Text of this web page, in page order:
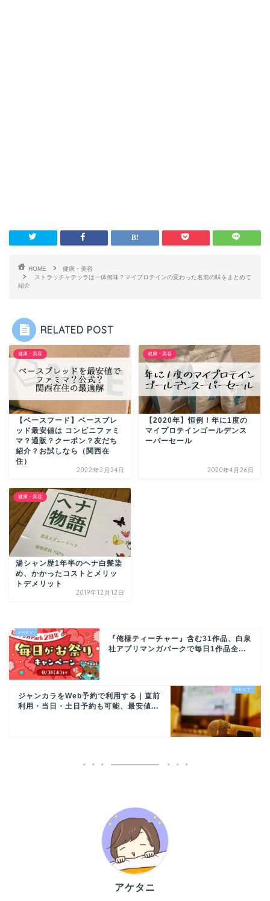
HOME
健康・美容
ストラッチャテッラは一体何味？マイプロテインの変わった名前の味をまとめて
紹介
RELATED POST
健康・美容
【ベースフード】ベースブレ
ッド最安値は コンビニファミ
マ？通販？クーポン？友だち
紹介？お試しなら（関西在
住）
2022年2月24日
健康・美容
【2020年】恒例！年に1度の
マイプロテインゴールデンス
ーパーセール
2020年4月26日
健康・美容
湯シャン歴1年半のヘナ白髪染
め、かかったコストとメリッ
トデメリット
2019年12月12日
『俺様ティーチャー』含む31作品、白泉
社アプリマンガパークで毎日1作品全...
ジャンカラをWeb予約で利用する｜直前
利用・当日・土日予約も可能、最安値...
アケタニ